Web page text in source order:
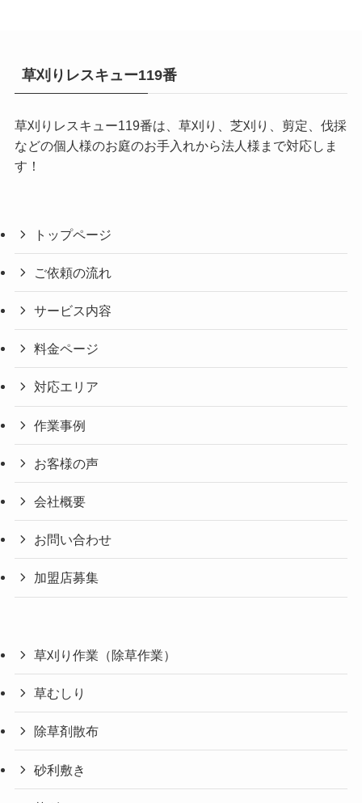
草刈りレスキュー119番
草刈りレスキュー119番は、草刈り、芝刈り、剪定、伐採
などの個人様のお庭のお手入れから法人様まで対応しま
す！
トップページ
ご依頼の流れ
サービス内容
料金ページ
対応エリア
作業事例
お客様の声
会社概要
お問い合わせ
加盟店募集
草刈り作業（除草作業）
草むしり
除草剤散布
砂利敷き